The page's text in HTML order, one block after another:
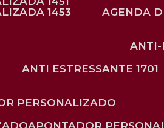
1453
AGENDA
ANTI ESTRESSANTE 1701
PERSONALIZADO
APONTADOR